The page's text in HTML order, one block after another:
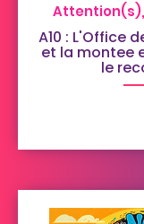
A10 : L'Office
et la montee
le